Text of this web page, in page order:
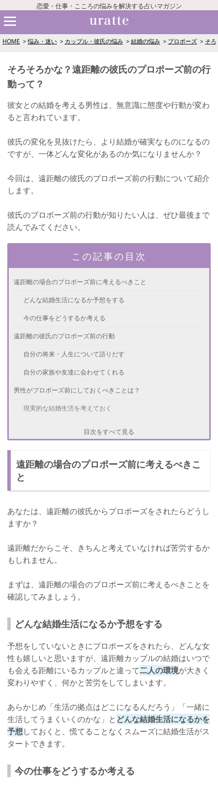
恋愛・仕事・こころの悩みを解決する占いマガジン
HOME 悩み・迷い カップル・彼氏の悩み 結婚の悩み プロポーズ そ
そろそろかな？遠距離の彼氏のプロポーズ前の行
動って？
彼女との結婚を考える男性は、無意識に態度や行動が変わ
ると言われています。
彼氏の変化を見抜けたら、より結婚が確実なものになるの
ですが、一体どんな変化があるのか気になりませんか？
今回は、遠距離の彼氏のプロポーズ前の行動について紹介
します。
彼氏のプロポーズ前の行動が知りたい人は、ぜひ最後まで
読んでみてください。
この記事の目次
遠距離の場合のプロポーズ前に考えるべきこと
どんな結婚生活になるか予想をする
今の仕事をどうするか考える
遠距離の彼氏のプロポーズ前の行動
自分の将来・人生について語りだす
自分の家族や友達に会わせてくれる
男性がプロポーズ前にしておくべきことは？
現実的な結婚生活を考えておく
転勤や引っ越しのタイミング
彼女の誕生日や付き合った記念日
目次をすべて見る
遠距離の場合のプロポーズ前に考えるべきこ
と
あなたは、遠距離の彼氏からプロポーズをされたらどうし
ますか？
遠距離だからこそ、きちんと考えていなければ苦労するか
もしれません。
まずは、遠距離の場合のプロポーズ前に考えるべきことを
確認してみましょう。
どんな結婚生活になるか予想をする
予想をしていないときにプロポーズをされたら、どんな女
性も嬉しいと思いますが、遠距離カップルの結婚はいつで
も会える距離にいるカップルと違って二人の環境が大きく
変わりやすく、何かと苦労をしてしまいます。
あらかじめ「生活の拠点はどこになるんだろう」「一緒に
生活してうまくいくのかな」と どんな結婚生活になるかを
予想しておくと、慌てることなくスムーズに結婚生活がス
タートできます。
今の仕事をどうするか考える